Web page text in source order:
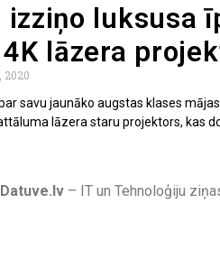
izziņo luksusa
lāzera
2020
savu jaunāko augstas klases
lāzera staru projektors, kas
Datuve.lv – IT un Tehnoloģiju